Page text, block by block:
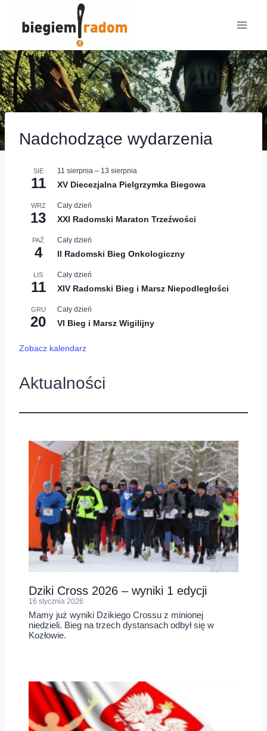
Nadchodzące wydarzenia
SIE
11
11 sierpnia – 13 sierpnia
XV Diecezjalna Pielgrzymka Biegowa
WRZ
13
Cały dzień
XXI Radomski Maraton Trzeźwości
PAŹ
4
Cały dzień
II Radomski Bieg Onkologiczny
LIS
11
Cały dzień
XIV Radomski Bieg i Marsz Niepodległości
GRU
20
Cały dzień
VI Bieg i Marsz Wigilijny
Zobacz kalendarz
Aktualności
Dziki Cross 2026 – wyniki 1 edycji
16 stycznia 2026
Mamy już wyniki Dzikiego Crossu z minionej
niedzieli. Bieg na trzech dystansach odbył się w
Kozłowie.